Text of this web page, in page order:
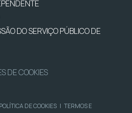
DO SERVIÇO PÚBLICO DE
DE COOKIES
POLÍTICA DE COOKIES | TERMOS E